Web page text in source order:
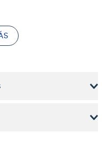
tonos ricos, un
y un golpe grave y